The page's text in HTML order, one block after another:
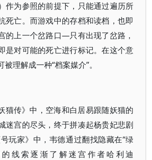
作为参照的前提下，只能通过遍历所
死亡。而游戏中的存档和读档，也即
的上一个岔路口—只有出现了岔路，
是对可能的死亡进行标记。在这个意
理解成一种“档案媒介”。
猫传》中，空海和白居易跟随妖猫的
迷宫的尽头，终于拼凑起杨贵妃悲剧
玩家》中，韦德通过翻找隐藏在“绿
线索逐渐了解迷宫作者哈利迪